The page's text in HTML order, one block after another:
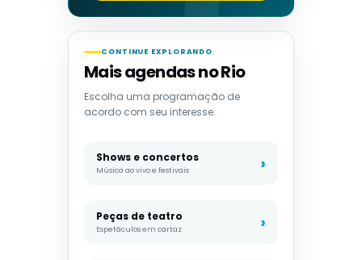
CONTINUE EXPLORANDO
Mais agendas no Rio
Escolha uma programação de
acordo com seu interesse.
Shows e concertos
Música ao vivo e festivais
Peças de teatro
Espetáculos em cartaz